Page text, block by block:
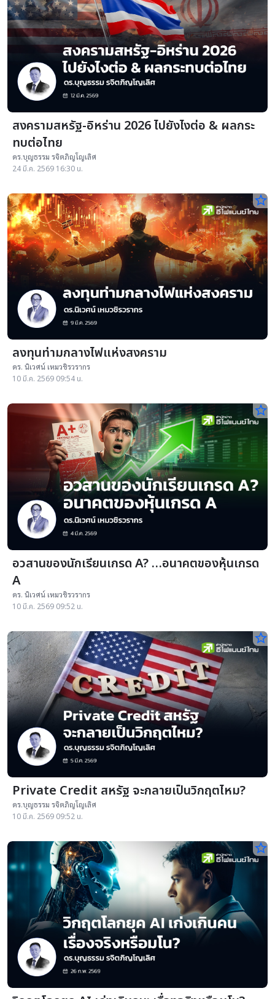
สงครามสหรัฐ-อิหร่าน 2026 ไปยังไงต่อ & ผลกระ
ทบต่อไทย
ดร.บุญธรรม รจิตภิญโญเลิศ
24 มี.ค. 2569 16:30 น.
star_border
ลงทุนท่ามกลางไฟแห่งสงคราม
ดร. นิเวศน์ เหมวชิรวรากร
10 มี.ค. 2569 09:54 น.
star_border
อวสานของนักเรียนเกรด A? …อนาคตของหุ้นเกรด
A
ดร. นิเวศน์ เหมวชิรวรากร
10 มี.ค. 2569 09:52 น.
star_border
Private Credit สหรัฐ จะกลายเป็นวิกฤตไหม?
ดร.บุญธรรม รจิตภิญโญเลิศ
10 มี.ค. 2569 09:52 น.
star_border